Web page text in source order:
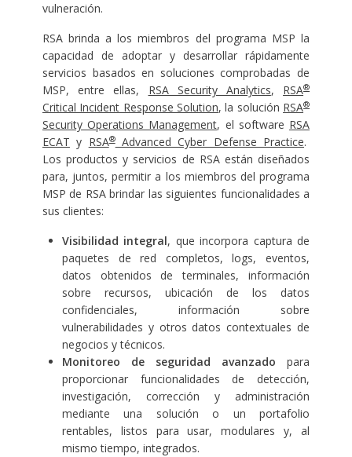
vulneración.
RSA brinda a los miembros del programa MSP la
capacidad de adoptar y desarrollar rápidamente
servicios basados en soluciones comprobadas de
MSP, entre ellas, RSA Security Analytics, RSA®
Critical Incident Response Solution, la solución RSA®
Security Operations Management, el software RSA
ECAT y RSA®Advanced Cyber Defense Practice.
Los productos y servicios de RSA están diseñados
para, juntos, permitir a los miembros del programa
MSP de RSA brindar las siguientes funcionalidades a
sus clientes:
Visibilidad integral, que incorpora captura de
paquetes de red completos, logs, eventos,
datos obtenidos de terminales, información
sobre recursos, ubicación de los datos
confidenciales, información sobre
vulnerabilidades y otros datos contextuales de
negocios y técnicos.
Monitoreo de seguridad avanzado para
proporcionar funcionalidades de detección,
investigación, corrección y administración
mediante una solución o un portafolio
rentables, listos para usar, modulares y, al
mismo tiempo, integrados.